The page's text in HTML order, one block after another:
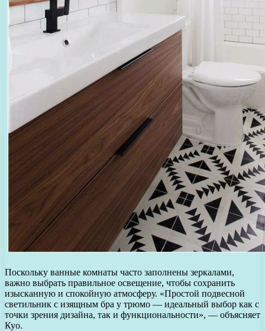
Поскольку ванные комнаты часто заполнены зеркалами,
важно выбрать правильное освещение, чтобы сохранить
изысканную и спокойную атмосферу. «Простой подвесной
светильник с изящным бра у трюмо — идеальный выбор как с
точки зрения дизайна, так и функциональности», — объясняет
Куо.